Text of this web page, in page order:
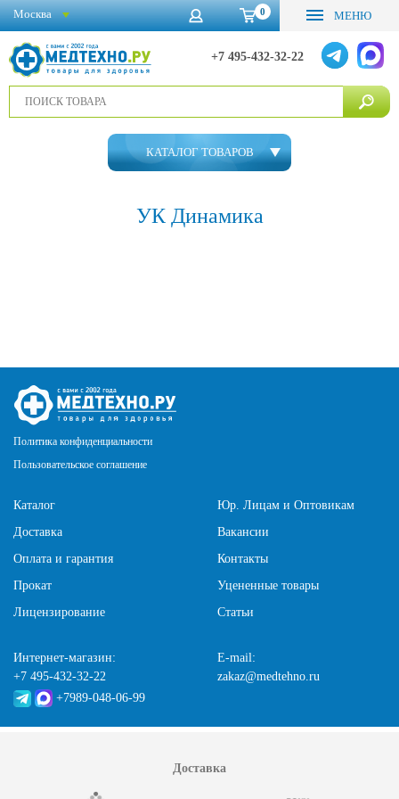
0 МЕНЮ
+7 495-432-32-22
Москва
КАТАЛОГ ТОВАРОВ
УК Динамика
Политика конфиденциальности
Пользовательское соглашение
Каталог
Доставка
Оплата и гарантия
Прокат
Лицензирование
Юр. Лицам и Оптовикам
Вакансии
Контакты
Уцененные товары
Статьи
Интернет-магазин:
+7 495-432-32-22
+7989-048-06-99
E-mail:
zakaz@medtehno.ru
Доставка